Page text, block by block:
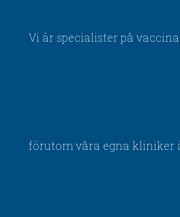
Vi är specialister på
förutom våra egna kliniker